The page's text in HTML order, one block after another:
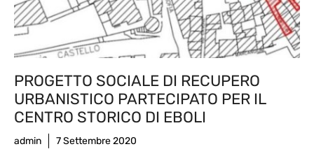
PROGETTO SOCIALE DI RECUPERO
URBANISTICO PARTECIPATO PER IL
CENTRO STORICO DI EBOLI
admin 7 Settembre 2020